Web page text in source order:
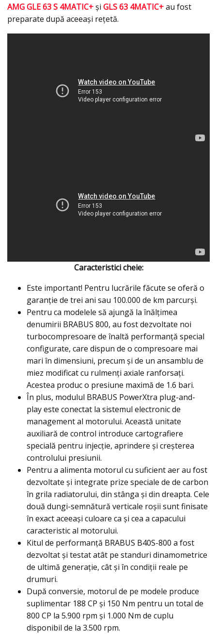
AMG GLE 63 S 4MATIC+și GLS 63 4MATIC+au fost
preparate după aceeași rețetă.
Caracteristici cheie:
Este important! Pentru lucrările făcute se oferă o
garanţie de trei ani sau 100.000 de km parcurşi.
Pentru ca modelele să ajungă la înălțimea
denumirii BRABUS 800, au fost dezvoltate noi
turbocompresoare de înaltă performanță special
configurate, care dispun de o compresoare mai
mari în dimensiuni, precum și de un ansamblu de
miez modificat cu rulmenți axiale ranforsați.
Acestea produc o presiune maximă de 1.6 bari.
În plus, modulul BRABUS PowerXtra plug-and-
play este conectat la sistemul electronic de
management al motorului. Această unitate
auxiliară de control introduce cartografiere
specială pentru injecție, aprindere și creșterea
controlului presiunii.
Pentru a alimenta motorul cu suficient aer au fost
dezvoltate și integrate prize speciale de de carbon
în grila radiatorului, din stânga și din dreapta. Cele
două dungi-semnătură verticale roşii sunt finisate
în exact aceeași culoare ca și cea a capacului
caracteristic al motorului.
Kitul de performanță BRABUS B40S-800 a fost
dezvoltat și testat atât pe standuri dinamometrice
de ultimă generație, cât şi în condiţii reale pe
drumuri.
După conversie, motorul de pe modele produce
suplimentar 188 CP şi 150 Nm pentru un total de
800 CP la 5.900 rpm şi 1.000 Nm de cuplu
disponibil de la 3.500 rpm.